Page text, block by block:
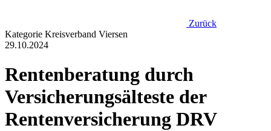
Zurück
Kategorie Kreisverband Viersen
29.10.2024
Rentenberatung durch
Versicherungsälteste der
Rentenversicherung DRV